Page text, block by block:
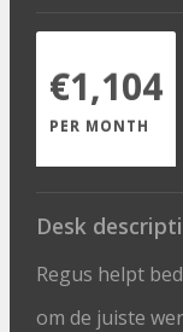
€1,104
PER MONTH
Desk
Regus helpt
om de juiste